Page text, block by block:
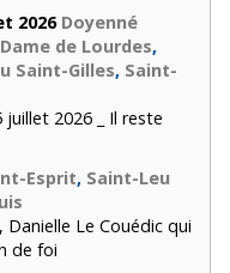
2026 Doyenné
de Lourdes,
Saint-Gilles, Saint-
2026 _ Il reste
Esprit, Saint-Leu
Le Couédic qui
de foi